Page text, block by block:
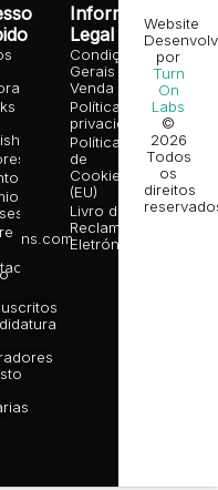
Informação
Legal
Condições
Gerais de
Venda
Política de
privacidade
Política
de
Cookies
(EU)
Livro de
Reclamações
Eletrónico
Website
por
Turn
On
Labs
©
2026
Todos
os
direitos